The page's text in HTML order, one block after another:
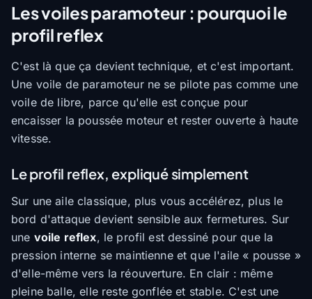
Les voiles paramoteur : pourquoi le
profil reflex
C'est là que ça devient technique, et c'est important.
Une voile de paramoteur ne se pilote pas comme une
voile de libre, parce qu'elle est conçue pour
encaisser la poussée moteur et rester ouverte à haute
vitesse.
Le profil reflex, expliqué simplement
Sur une aile classique, plus vous accélérez, plus le
bord d'attaque devient sensible aux fermetures. Sur
une voile reflex, le profil est dessiné pour que la
pression interne se maintienne et que l'aile « pousse »
d'elle-même vers la réouverture. En clair : même
pleine balle, elle reste gonflée et stable. C'est une